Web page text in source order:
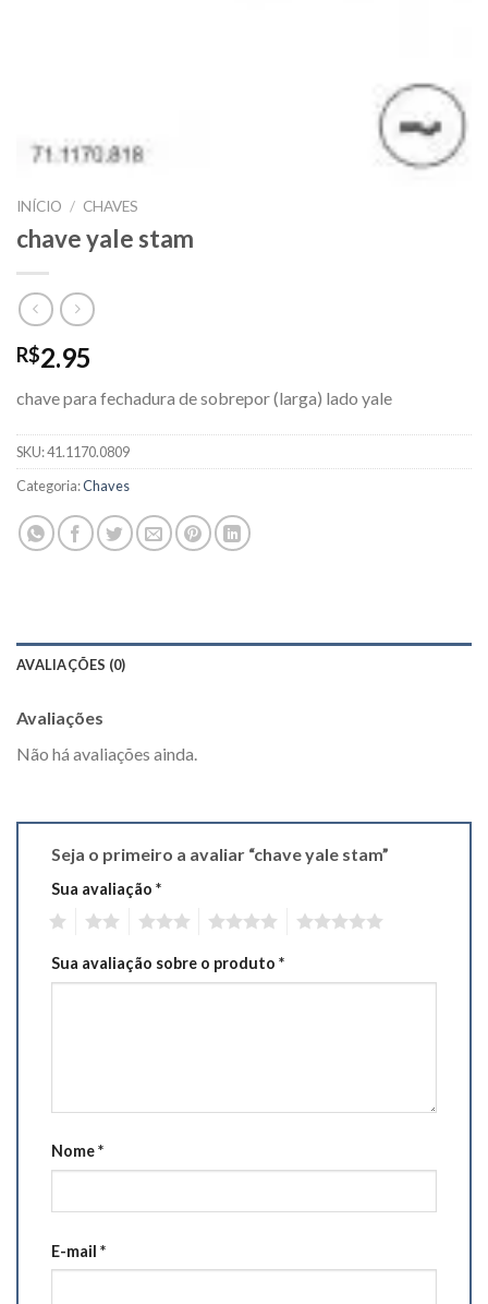
INÍCIO / CHAVES
chave yale stam
R$2.95
chave para fechadura de sobrepor (larga) lado yale
SKU:41.1170.0809
Categoria:Chaves
AVALIAÇÕES (0)
Avaliações
Não há avaliações ainda.
Seja o primeiro a avaliar “chave yale stam”
Sua avaliação *
Sua avaliação sobre o produto *
Nome*
E-mail *